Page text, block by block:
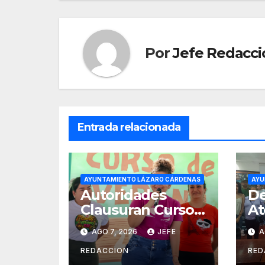
PorJefe
Entrada relacionada
AYUNTAMIENTO LÁZARO CÁRDENAS
Autoridades
Clausuran Cursos
de Verano DIF,
Seguridad
Pública y Casa de
AGO 7, 2026 JEFE
REDACCION